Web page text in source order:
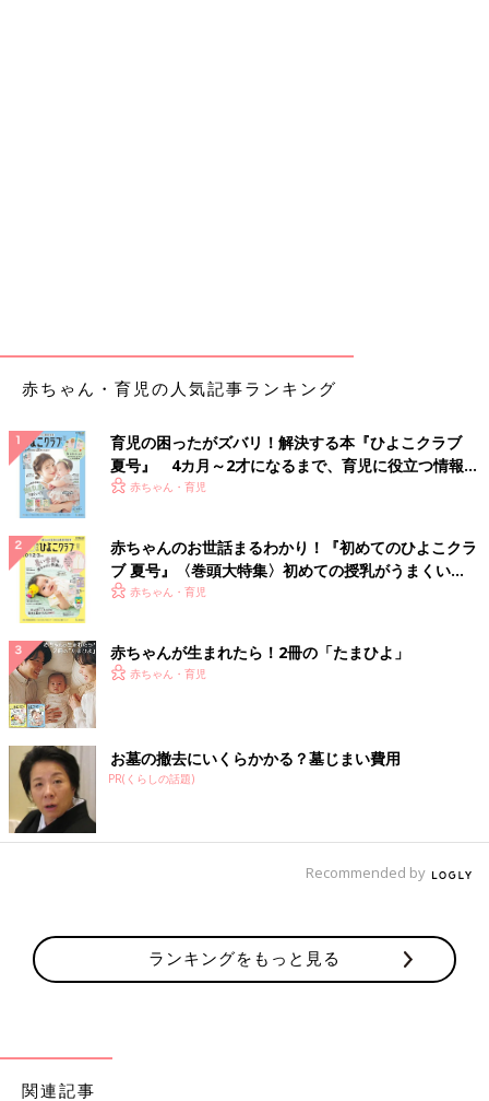
赤ちゃん・育児の人気記事ランキング
育児の困ったがズバリ！解決する本『ひよこクラブ
夏号』 4カ月～2才になるまで、育児に役立つ情報が
いっぱい！
赤ちゃん・育児
赤ちゃんのお世話まるわかり！『初めてのひよこクラ
ブ 夏号』〈巻頭大特集〉初めての授乳がうまくい
く！ おっぱい・ミルクの基本と夏のトラブル 解決テ
赤ちゃん・育児
赤ちゃんが生まれたら！2冊の「たまひよ」
赤ちゃん・育児
お墓の撤去にいくらかかる？墓じまい費用
PR(くらしの話題)
Recommended by
ランキングをもっと見る
関連記事